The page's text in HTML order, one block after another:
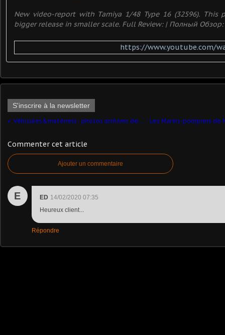
New video-report with Tamiya 1/48 Type 16 (32596). This
bigger release in smaller scale. Full Review: | Полный Обзор:
https://www.youtube.com/
S'inscrire à la newsletter
Véhicules&matériels : photos archives des FORMISC (Pascal H.)
Commenter cet article
Ajouter un commentaire
E ED 14/02/2020 07:35
Heureux client...
Répondre